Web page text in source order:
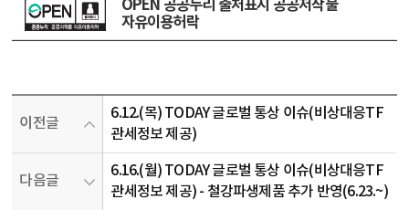
OPEN 공공누리 출처표시 공공저작물
자유이용허락
이전글
6.12.(목) TODAY 글로벌 통상 이슈(비상대응TF
관세정보 제공)
다음글
6.16.(월) TODAY 글로벌 통상 이슈(비상대응TF
관세정보 제공) - 철강파생제품 추가 반영(6.23.~)